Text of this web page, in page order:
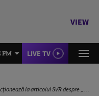
VIEW
FM LIVE TV
despre „cenzura ideologică” din România: „Ar fi doar de remarcat ridicolul situației”